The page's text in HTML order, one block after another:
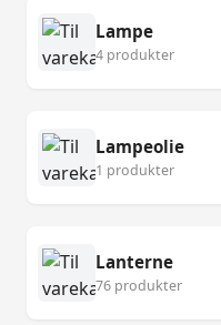
Lampe
4 produkter
Lampeolie
1 produkter
Lanterne
76 produkter